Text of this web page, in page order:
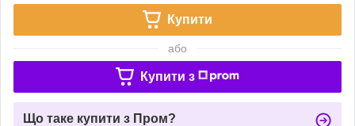
Купити
або
Купити з
Що таке купити з Пром?